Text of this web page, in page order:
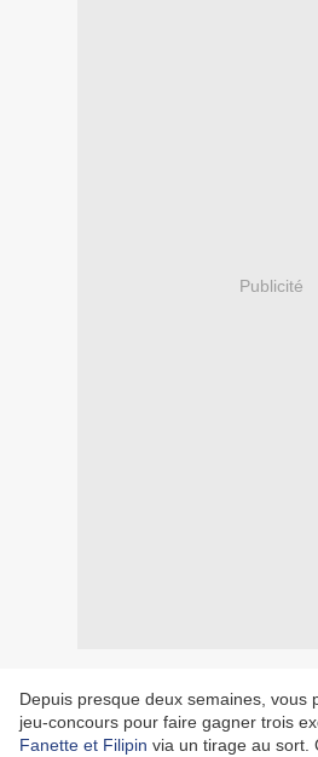
Publicité
Depuis presque deux semaines, vous
jeu-concours pour faire gagner trois
Fanette et Filipin via un tirage au sort.